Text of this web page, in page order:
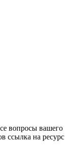
вопросы вашего
ссылка на ресурс